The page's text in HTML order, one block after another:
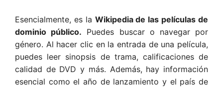
Esencialmente, es la Wikipedia de las películas de
dominio público. Puedes buscar o navegar por
género. Al hacer clic en la entrada de una película,
puedes leer sinopsis de trama, calificaciones de
calidad de DVD y más. Además, hay información
esencial como el año de lanzamiento y el país de